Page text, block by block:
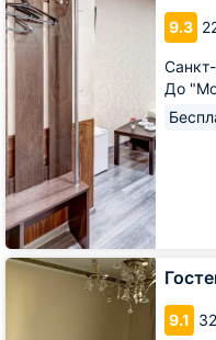
9.3
До
апартаменты
Август
9.1
Гостевой